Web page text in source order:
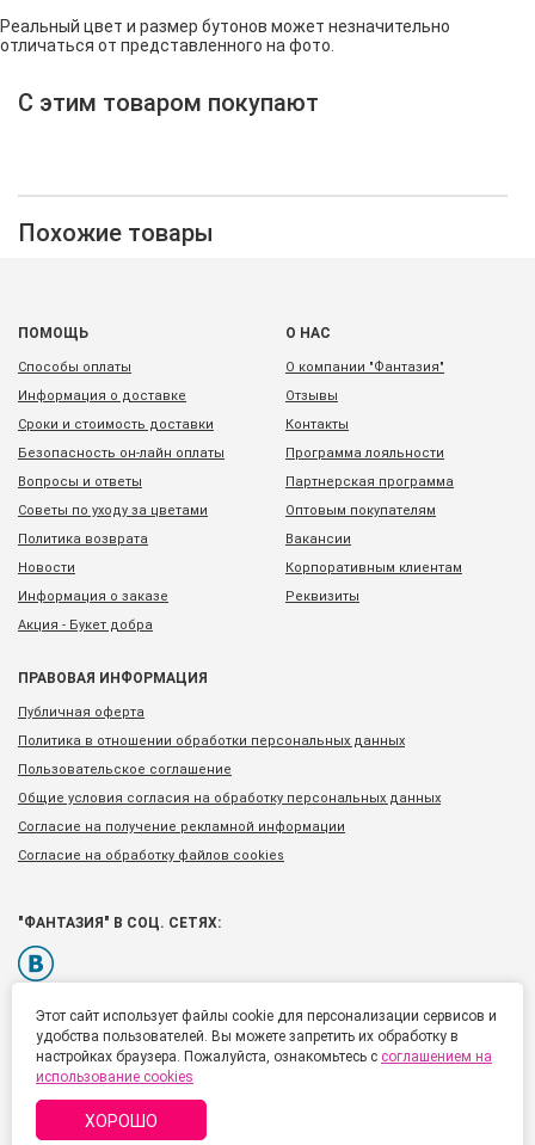
Реальный цвет и размер бутонов может незначительно
отличаться от представленного на фото.
С этим товаром покупают
Похожие товары
Этот сайт использует файлы cookie для персонализации сервисов и
удобства пользователей. Вы можете запретить их обработку в
настройках браузера. Пожалуйста, ознакомьтесь с соглашением на
использование cookies
ХОРОШО
ПОМОЩЬ
Способы оплаты
Информация о доставке
Сроки и стоимость доставки
Безопасность он-лайн оплаты
Вопросы и ответы
Советы по уходу за цветами
Политика возврата
Новости
Информация о заказе
Акция - Букет добра
О НАС
О компании "Фантазия"
Отзывы
Контакты
Программа лояльности
Партнерская программа
Оптовым покупателям
Вакансии
Корпоративным клиентам
Реквизиты
ПРАВОВАЯ ИНФОРМАЦИЯ
Публичная оферта
Политика в отношении обработки персональных данных
Пользовательское соглашение
Общие условия согласия на обработку персональных данных
Согласие на получение рекламной информации
Согласие на обработку файлов cookies
"ФАНТАЗИЯ" В СОЦ. СЕТЯХ:
Тел.: +7 (812) 777 92 00
Россия, Санкт-Петербург